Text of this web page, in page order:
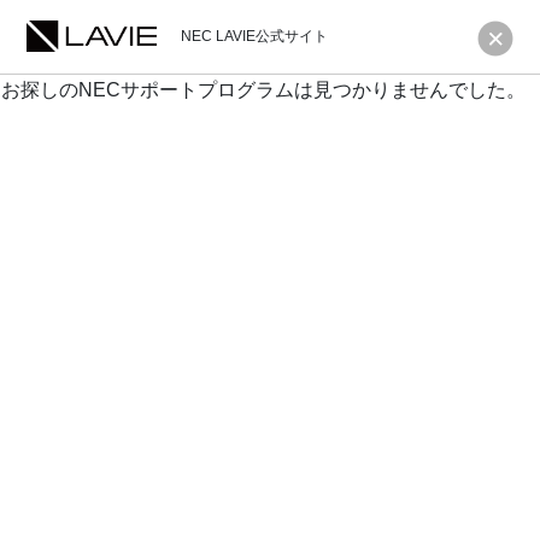
NEC LAVIE公式サイト
お探しのNECサポートプログラムは見つかりませんでした。